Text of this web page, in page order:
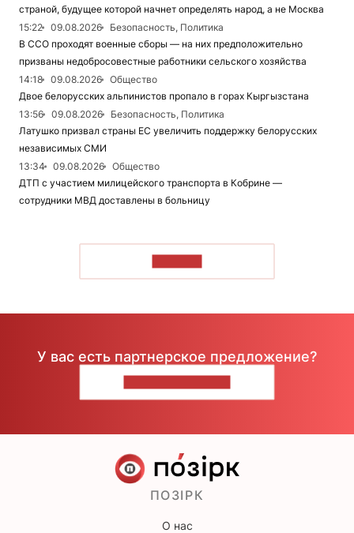
страной, будущее которой начнет определять народ, а не Москва
15:22
09.08.2026
Безопасность, Политика
В ССО проходят военные сборы — на них предположительно
призваны недобросовестные работники сельского хозяйства
14:18
09.08.2026
Общество
Двое белорусских альпинистов пропало в горах Кыргызстана
13:56
09.08.2026
Безопасность, Политика
Латушко призвал страны ЕС увеличить поддержку белорусских
независимых СМИ
13:34
09.08.2026
Общество
ДТП с участием милицейского транспорта в Кобрине —
сотрудники МВД доставлены в больницу
У вас есть партнерское предложение?
ПОЗІРК
О нас